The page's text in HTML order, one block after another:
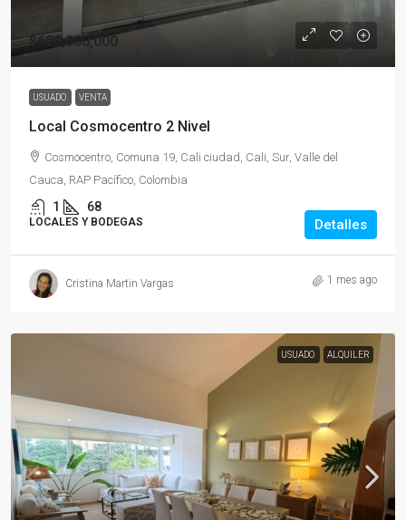
$620,000,000
USUADO VENTA
Local Cosmocentro 2 Nivel
Cosmocentro, Comuna 19, Cali ciudad, Cali, Sur, Valle del
Cauca, RAP Pacífico, Colombia
1 68
LOCALES Y BODEGAS Detalles
Cristina Martin Vargas 1 mes ago
USUADO ALQUILER